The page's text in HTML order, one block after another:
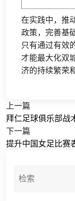
在实践中，推
政策，完善基
只有通过有效
才能最大化双
济的持续繁荣
上一篇
拜仁足球俱乐部战
下一篇
提升中国女足比赛